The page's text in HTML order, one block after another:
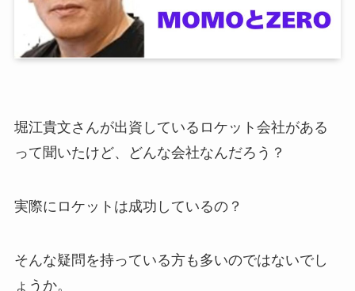
堀江貴文さんが出資しているロケット会社がある
って聞いたけど、どんな会社なんだろう？
実際にロケットは成功しているの？
そんな疑問を持っている方も多いのではないでし
ょうか。